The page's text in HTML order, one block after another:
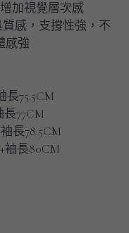
加視覺層次感
質感，支撐性強，不
感強
長75.5CM
長77CM
長78.5CM
袖長80CM